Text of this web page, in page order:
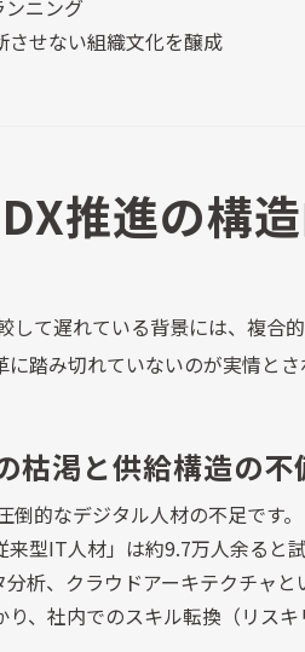
ニング
させない組織文化を醸成
推進の構
して遅れている背景には、複合
踏み切れていないのが実情とさ
枯渇と供給構造の不
倒的なデジタル人材の不足です
来型IT人材」は約9.7万人余ると
析、クラウドアーキテクチャ
、社内でのスキル転換（リスキ